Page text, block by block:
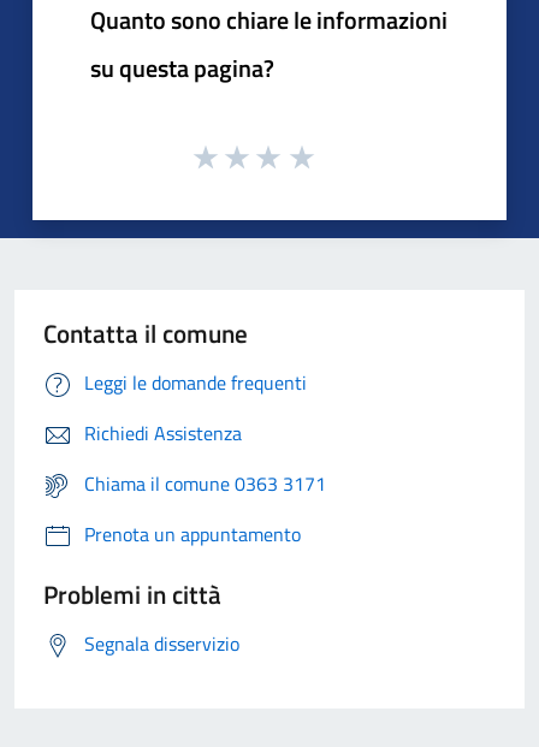
Quanto sono chiare le informazioni
su questa pagina?
Contatta il comune
Leggi le domande frequenti
Richiedi Assistenza
Chiama il comune 0363 3171
Prenota un appuntamento
Problemi in città
Segnala disservizio